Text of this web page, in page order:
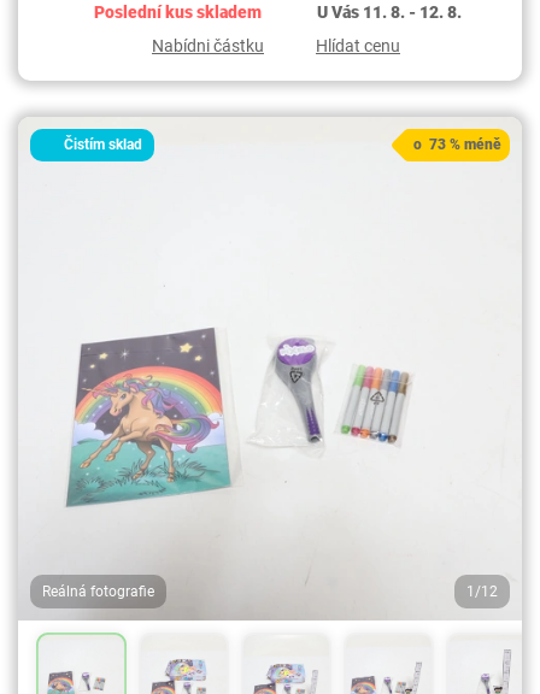
Poslední kus skladem
U Vás 11. 8. - 12. 8.
Nabídni částku
Hlídat cenu
Čistím sklad
Reálná fotografie 1/12
o 73 % méně